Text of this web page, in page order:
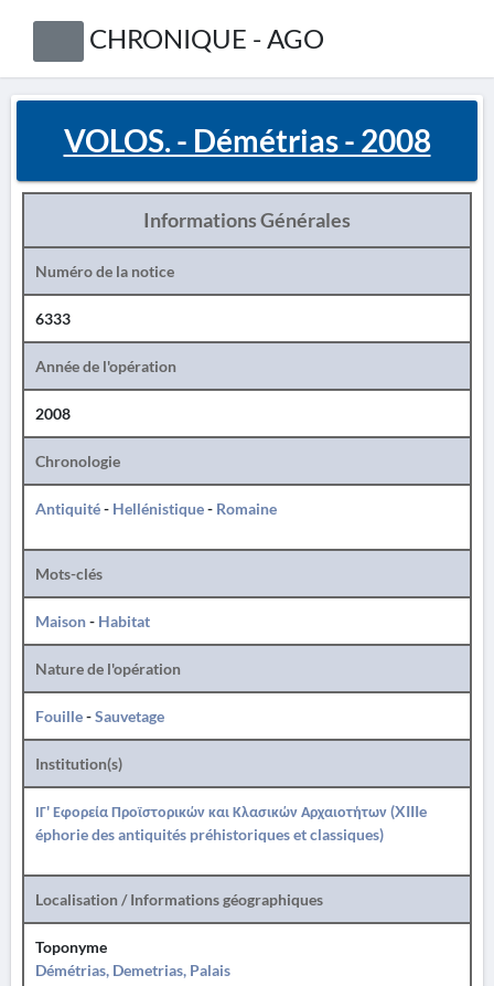
CHRONIQUE - AGO
VOLOS. - Démétrias - 2008
Informations Générales
Numéro de la notice
6333
Année de l'opération
2008
Chronologie
Antiquité- Hellénistique- Romaine
Mots-clés
Maison- Habitat
Nature de l'opération
Fouille-Sauvetage
Institution(s)
ΙΓ' Εφορεία Προϊστορικών και Κλασικών Αρχαιοτήτων (XIIIe
éphorie des antiquités préhistoriques et classiques)
Localisation / Informations géographiques
Toponyme
Démétrias, Demetrias, Palais